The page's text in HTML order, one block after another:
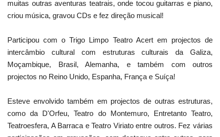
muitas outras aventuras teatrais, onde tocou guitarras e piano,
criou música, gravou CDs e fez direção musical!
Participou com o Trigo Limpo Teatro Acert em projectos de
intercâmbio cultural com estruturas culturais da Galiza,
Moçambique, Brasil, Alemanha, e também com outros
projectos no Reino Unido, Espanha, França e Suíça!
Esteve envolvido também em projectos de outras estruturas,
como da D'Orfeu, Teatro do Montemuro, Entretanto Teatro,
Teatroesfera, A Barraca e Teatro Viriato entre outros. Fez várias